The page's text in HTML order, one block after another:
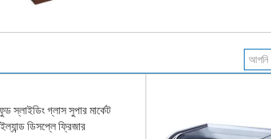
স্লাইডিং গ্লাস সুপার মার্কেট
ডিসপ্লে ফ্রিজার